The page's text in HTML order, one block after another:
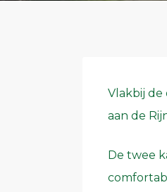
Vlakbij de
aan de
De twee